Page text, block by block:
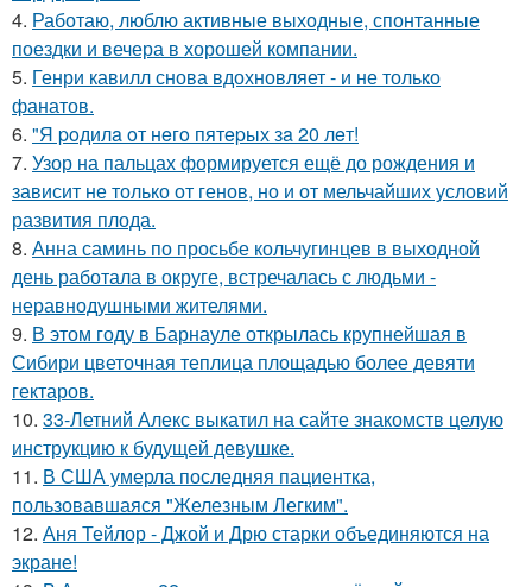
4. Работаю, люблю активные выходные, спонтанные
поездки и вечера в хорошей компании.
5. Генри кавилл снова вдохновляет - и не только
фанатов.
6. "Я poдилa oт нeгo пятepых зa 20 лeт!
7. Узор на пальцах формируется ещё до рождения и
зависит не только от генов, но и от мельчайших условий
развития плода.
8. Анна саминь по просьбе кольчугинцев в выходной
день работала в округе, встречалась с людьми -
неравнодушными жителями.
9. В этом году в Барнауле открылась крупнейшая в
Сибири цветочная теплица площадью более девяти
гектаров.
10. 33-Летний Алекс выкатил на сайте знакомств целую
инструкцию к будущей девушке.
11. В США умерла последняя пациентка,
пользовавшаяся "Железным Легким".
12. Аня Тейлор - Джой и Дрю старки объединяются на
экране!